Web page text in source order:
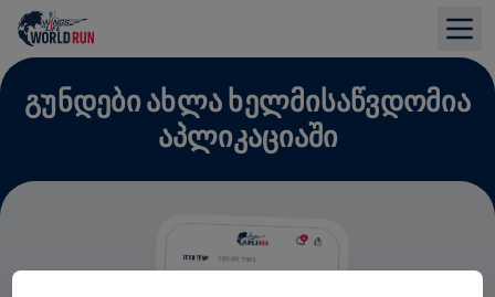
ᲒᲣᲜᲓᲔᲑᲘ ᲐᲮᲚᲐ ᲮᲔᲚᲛᲘᲡᲐᲬᲕᲓᲝᲛᲘᲐ
ᲐᲞᲚᲘᲙᲐᲪᲘᲐᲨᲘ